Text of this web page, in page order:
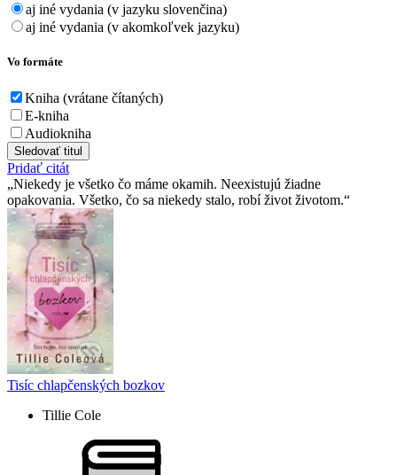
aj iné vydania (v jazyku slovenčina)
aj iné vydania (v akomkoľvek jazyku)
Vo formáte
Kniha (vrátane čítaných)
E-kniha
Audiokniha
Sledovať titul
Pridať citát
Niekedy je všetko čo máme okamih. Neexistujú žiadne
opakovania. Všetko, čo sa niekedy stalo, robí život životom.
Tisíc chlapčenských bozkov
Tillie Cole